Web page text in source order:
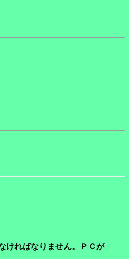
ければなりません。ＰＣが